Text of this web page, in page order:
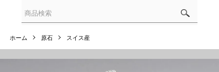
ホーム 原石 スイス産